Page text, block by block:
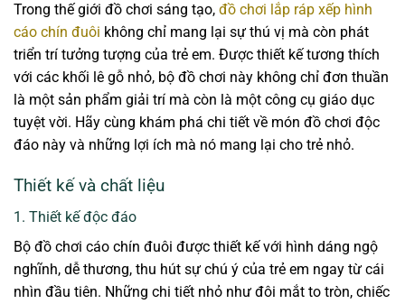
Trong thế giới đồ chơi sáng tạo, đồ chơi lắp ráp xếp hình
cáo chín đuôi không chỉ mang lại sự thú vị mà còn phát
triển trí tưởng tượng của trẻ em. Được thiết kế tương thích
với các khối lê gỗ nhỏ, bộ đồ chơi này không chỉ đơn thuần
là một sản phẩm giải trí mà còn là một công cụ giáo dục
tuyệt vời. Hãy cùng khám phá chi tiết về món đồ chơi độc
đáo này và những lợi ích mà nó mang lại cho trẻ nhỏ.
Thiết kế và chất liệu
1. Thiết kế độc đáo
Bộ đồ chơi cáo chín đuôi được thiết kế với hình dáng ngộ
nghĩnh, dễ thương, thu hút sự chú ý của trẻ em ngay từ cái
nhìn đầu tiên. Những chi tiết nhỏ như đôi mắt to tròn, chiếc